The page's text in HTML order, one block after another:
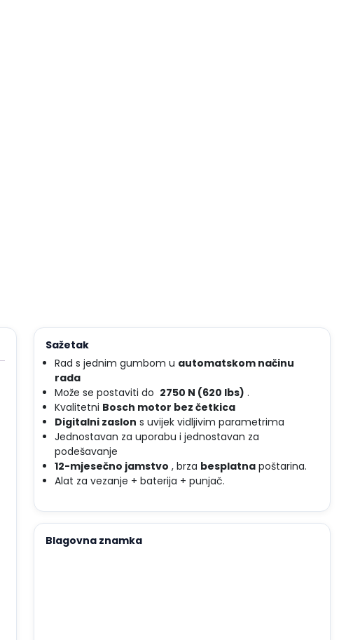
Sažetak
Rad s jednim gumbom u automatskom načinu
rada
Može se postaviti do 2750 N (620 lbs) .
Kvalitetni Bosch motor bez četkica
Digitalni zaslon s uvijek vidljivim parametrima
Jednostavan za uporabu i jednostavan za
podešavanje
12-mjesečno jamstvo , brza besplatna poštarina.
Alat za vezanje + baterija + punjač.
Blagovna znamka